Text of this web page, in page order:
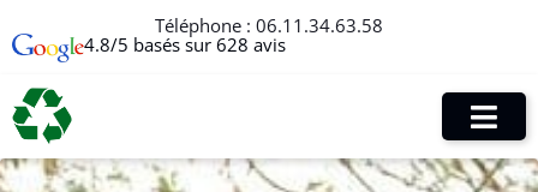
Téléphone : 06.11.34.63.58
4.8/5 basés sur 628 avis